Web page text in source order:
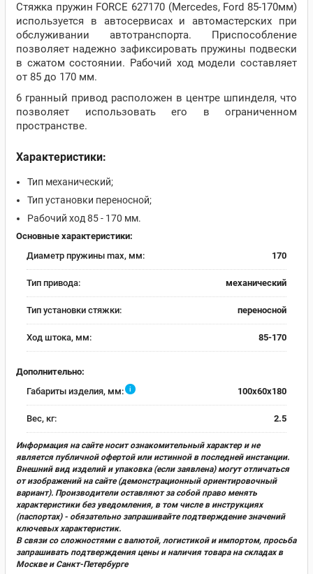
Стяжка пружин FORCE 627170 (Mercedes, Ford 85-170мм)
используется в автосервисах и автомастерских при
обслуживании автотранспорта. Приспособление
позволяет надежно зафиксировать пружины подвески
в сжатом состоянии. Рабочий ход модели составляет
от 85 до 170 мм.
6 гранный привод расположен в центре шпинделя, что
позволяет использовать его в ограниченном
пространстве.
Характеристики:
Тип механический;
Тип установки переносной;
Рабочий ход 85 - 170 мм.
Основные характеристики:
Диаметр пружины max, мм:
170
Тип привода: механический
Тип установки стяжки: переносной
Ход штока, мм: 85-170
Дополнительно:
Габариты изделия, мм:
i 100x60x180
Вес, кг: 2.5
Информация на сайте носит ознакомительный характер и не
является публичной офертой или истинной в последней инстанции.
Внешний вид изделий и упаковка (если заявлена) могут отличаться
от изображений на сайте (демонстрационный ориентировочный
вариант). Производители оставляют за собой право менять
характеристики без уведомления, в том числе в инструкциях
(паспортах) - обязательно запрашивайте подтверждение значений
ключевых характеристик.
В связи со сложностями с валютой, логистикой и импортом, просьба
запрашивать подтверждения цены и наличия товара на складах в
Москве и Санкт-Петербурге